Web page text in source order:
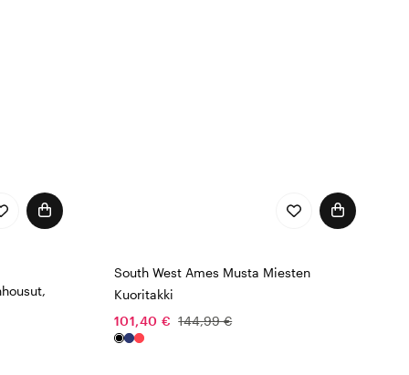
South West Ames Musta Miesten
Kuoritakki
101,40 € 144,99 €